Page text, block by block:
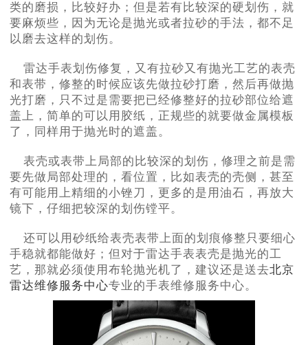
类的磨损，比较好办；但是若有比较深的硬划伤，就
要麻烦些，因为无论是抛光或者拉砂的手法，都不足
以磨去这样的划伤。
雷达手表划伤修复，又有拉砂又有抛光工艺的表壳
和表带，修整的时候应该先做拉砂打磨，然后再做抛
光打磨，只不过是需要把已经修整好的拉砂部位给遮
盖上，简单的可以用胶纸，正规些的就要做金属模板
了，同样用于抛光时的遮盖。
表壳或表带上局部的比较深的划伤，修理之前是需
要先做局部处理的，看位置，比如表壳的壳侧，甚至
有可能用上精细的小锉刀，更多的是用油石，再放大
镜下，仔细把较深的划伤镗平。
还可以用砂纸给表壳表带上面的划痕修整只要细心
手稳就都能做好；但对于雷达手表表壳是抛光的工
艺，那就必须使用布轮抛光机了，建议还是送去北京
雷达维修服务中心专业的手表维修服务中心。